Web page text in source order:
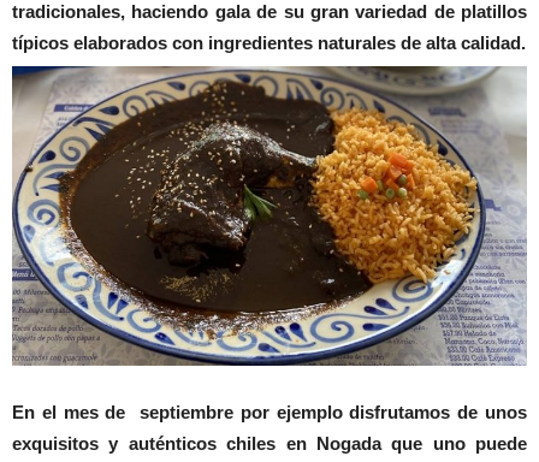
tradicionales, haciendo gala de su gran variedad de platillos
típicos elaborados con ingredientes naturales de alta calidad.
En el mes de septiembre por ejemplo disfrutamos de unos
exquisitos y auténticos chiles en Nogada que uno puede